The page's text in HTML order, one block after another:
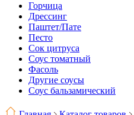
Горчица
Дрессинг
Паштет/Пате
Песто
Сок цитруса
Соус томатный
Фасоль
Другие соусы
Соус бальзамический